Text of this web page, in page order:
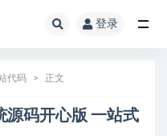
登录
代码 正文
源码开心版 一站式